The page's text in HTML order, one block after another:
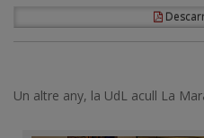
página
de
Un altre any, la UdL acull La